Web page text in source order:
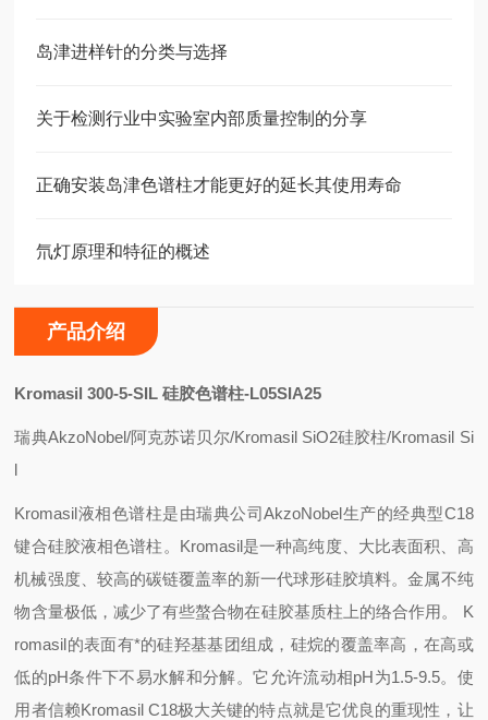
岛津进样针的分类与选择
关于检测行业中实验室内部质量控制的分享
正确安装岛津色谱柱才能更好的延长其使用寿命
氘灯原理和特征的概述
产品介绍
Kromasil 300-5-SIL硅胶色谱柱-L05SIA25
瑞典AkzoNobel/阿克苏诺贝尔/Kromasil SiO2硅胶柱/Kromasil Si
l
Kromasil液相色谱柱是由瑞典公司AkzoNobel生产的经典型C18
键合硅胶液相色谱柱。Kromasil是一种高纯度、大比表面积、高
机械强度、较高的碳链覆盖率的新一代球形硅胶填料。金属不纯
物含量极低，减少了有些螯合物在硅胶基质柱上的络合作用。 K
romasil的表面有*的硅羟基基团组成，硅烷的覆盖率高，在高或
低的pH条件下不易水解和分解。它允许流动相pH为1.5-9.5。使
用者信赖Kromasil C18极大关键的特点就是它优良的重现性，让